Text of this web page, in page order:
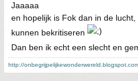
Jaaaaa
en hopelijk is Fok dan in de
kunnen bekritiseren
Dan ben ik echt een slecht en
http://